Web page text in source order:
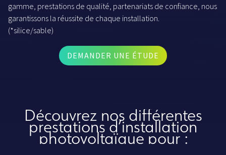
gamme, prestations de qualité, partenariats de confiance, nous
garantissons la réussite de chaque installation.
(*silice/sable)
DEMANDER UNE ÉTUDE
Découvrez nos différentes
prestations d’installation
photovoltaïque pour :